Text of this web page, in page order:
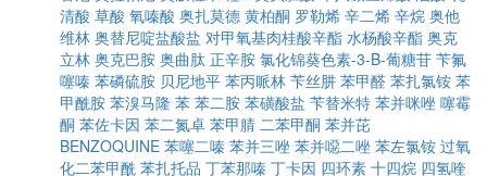
清酸 草酸 氧嗪酸 奥扎莫德 黄柏酮 罗勒烯 辛二烯 辛烷 奥他
维林 奥替尼啶盐酸盐 对甲氧基肉桂酸辛酯 水杨酸辛酯 奥克
立林 奥克巴胺 奥曲肽 正辛胺 氯化锦葵色素-3-Β-葡糖苷 苄氟
噻嗪 苯磷硫胺 贝尼地平 苯丙哌林 苄丝肼 苯甲醛 苯扎氯铵 苯
甲酰胺 苯溴马隆 苯 苯二胺 苯磺酸盐 苄替米特 苯并咪唑 噻霉
酮 苯佐卡因 苯二氮卓 苯甲腈 二苯甲酮 苯并芘
BENZOQUINE 苯噻二嗪 苯并三唑 苯并噁二唑 苯左氯铵 过氧
化二苯甲酰 苯扎托品 丁苯那嗪 丁卡因 四环素 十四烷 四氢喹